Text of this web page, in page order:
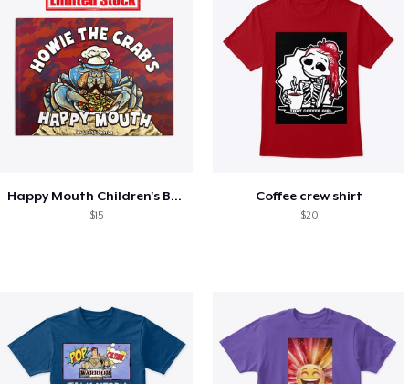
Happy Mouth Children's Book
$15
Coffee crew shirt
$20